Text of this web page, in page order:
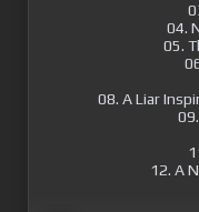
04.
05.
08. A Liar
12. A